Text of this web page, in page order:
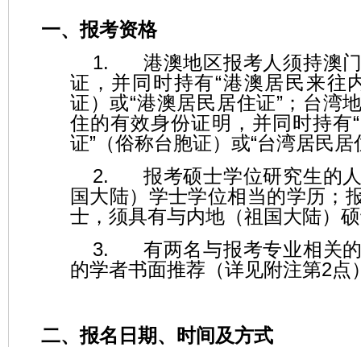
一、报考资格
1.
港澳地区报考人须持澳
证，并同时持有“港澳居民来往
证）或“港澳居民居住证” ；台湾
住的有效身份证明，并同时持有“
证” （俗称台胞证）或“台湾居民居
2.
报考硕士学位研究生的
国大陆）学士学位相当的学历；
士，须具有与内地（祖国大陆）
3.
有两名与报考专业相关
的学者书面推荐 （详见附注第2点
二、报名日期、时间及方式